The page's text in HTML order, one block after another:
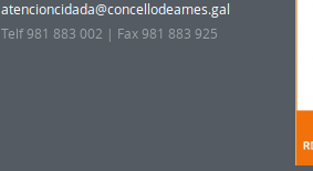
Telf 981 883 002 | Fax 981 883 925